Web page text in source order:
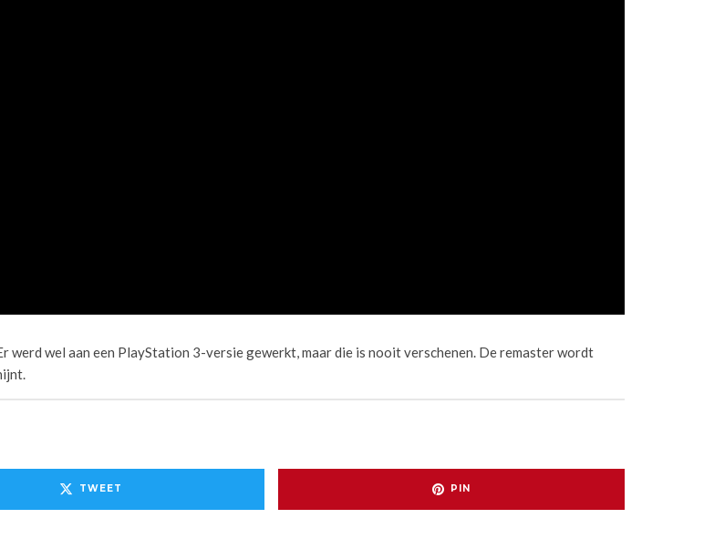
werd wel aan een PlayStation 3-versie gewerkt, maar die is nooit verschenen. De remaster wordt
TWEET PIN